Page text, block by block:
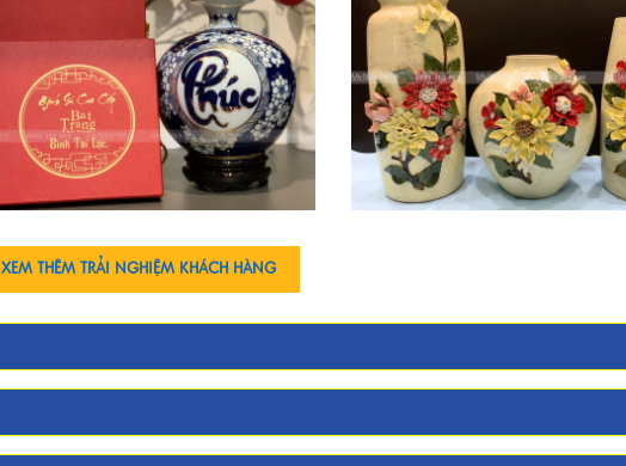
XEM THÊM TRẢI NGHIỆM KHÁCH HÀNG